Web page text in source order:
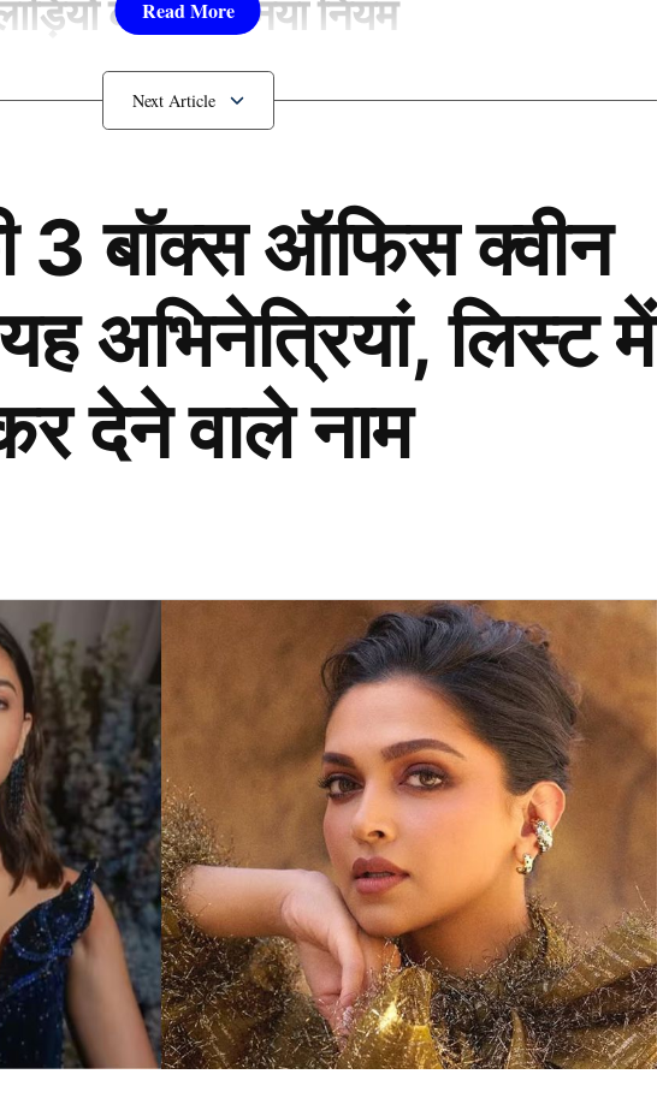
को लेकर नया नियम
के नए सीजन की शुरुआत से पहले बीसीसीआई ने बड़ा बदलाव करते हुए डिमेरिट
धीमी ओवर गति पर सीधा प्रतिबंध नहीं लगेगा, बल्कि अंतरराष्ट्रीय क्रिकेट
पर सजा दी जाएगी।
कप्तानों तक सीमित नहीं रहेगा। बल्कि इसमें खिलाड़ी, कोचिंग स्टाफ और पूरी
तोड़ने पर खिलाड़ियों पर 5 मैचों तक का प्रतिबंध लग सकता है।
मिलेंगे डिमेरिट पॉइंट
SYSTEM
(Cricbuzz).
3 बॉक्स ऑफिस क्वीन
अभिनेत्रियां, लिस्ट में
देने वाले नाम